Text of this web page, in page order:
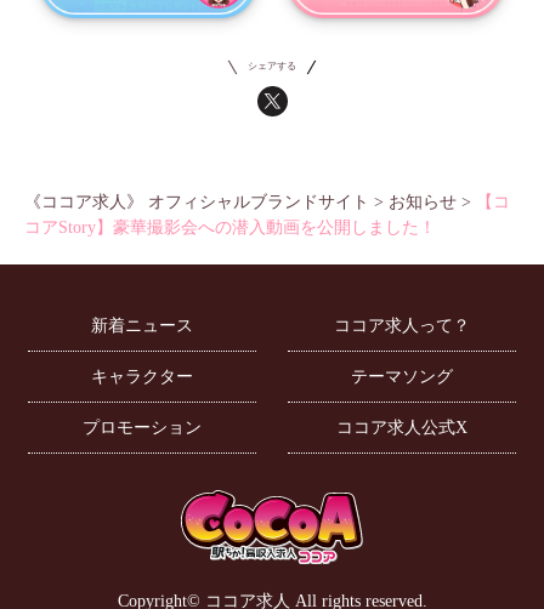
シェアする
《ココア求人》 オフィシャルブランドサイト > お知らせ >
【コ
コアStory】豪華撮影会への潜入動画を公開しました！
新着ニュース ココア求人って？
キャラクター テーマソング
プロモーション ココア求人公式X
Copyright© ココア求人 All rights reserved.